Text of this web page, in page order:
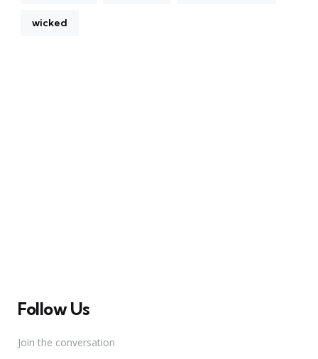
wicked
Follow Us
Join the conversation